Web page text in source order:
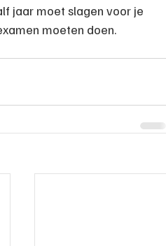
jaar moet slagen voor je
moeten doen.